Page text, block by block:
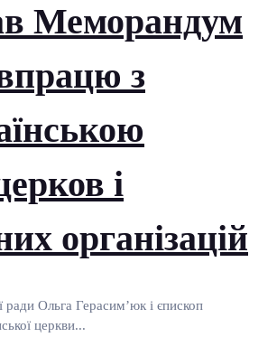
Меморандум
з
і
організацій
ради Ольга Герасим’юк і єпископ
церкви...